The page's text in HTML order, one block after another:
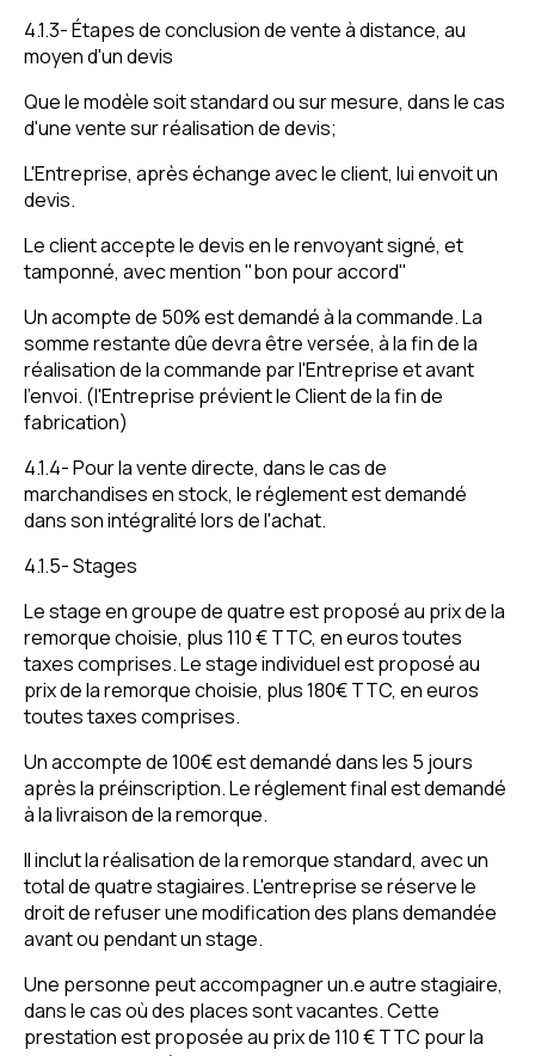
4.1.3- Étapes de conclusion de vente à distance, au
moyen d'un devis
Que le modèle soit standard ou sur mesure, dans le cas
d'une vente sur réalisation de devis;
L'Entreprise, après échange avec le client, lui envoit un
devis.
Le client accepte le devis en le renvoyant signé, et
tamponné, avec mention "bon pour accord"
Un acompte de 50% est demandé à la commande. La
somme restante dûe devra être versée, à la fin de la
réalisation de la commande par l'Entreprise et avant
l'envoi. (l'Entreprise prévient le Client de la fin de
fabrication)
4.1.4- Pour la vente directe, dans le cas de
marchandises en stock, le réglement est demandé
dans son intégralité lors de l'achat.
4.1.5- Stages
Le stage en groupe de quatre est proposé au prix de la
remorque choisie, plus 110 € TTC, en euros toutes
taxes comprises. Le stage individuel est proposé au
prix de la remorque choisie, plus 180€ TTC, en euros
toutes taxes comprises.
Un accompte de 100€ est demandé dans les 5 jours
après la préinscription. Le réglement final est demandé
à la livraison de la remorque.
Il inclut la réalisation de la remorque standard, avec un
total de quatre stagiaires. L'entreprise se réserve le
droit de refuser une modification des plans demandée
avant ou pendant un stage.
Une personne peut accompagner un.e autre stagiaire,
dans le cas où des places sont vacantes. Cette
prestation est proposée au prix de 110 € TTC pour la